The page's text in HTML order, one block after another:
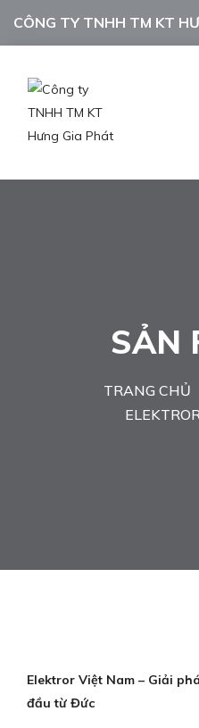
CÔNG TY TNHH TM KT
SẢN
TRANG CHỦ
Elektror Việt Nam – Giải
đầu từ Đức